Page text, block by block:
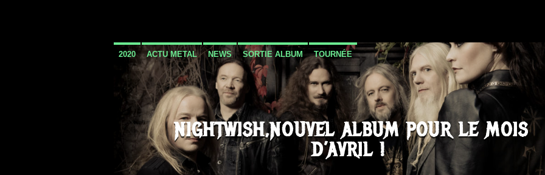
2020 ACTU METAL NEWS SORTIE ALBUM TOURNÉE
NIGHTWISH,NOUVEL ALBUM POUR LE MOIS
D’AVRIL !